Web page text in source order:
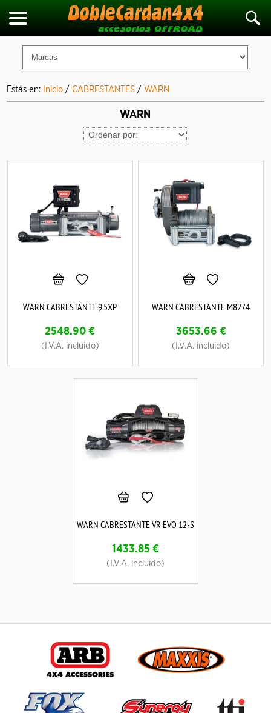
Estás en: Inicio /CABRESTANTES / WARN
WARN
WARN CABRESTANTE 9.5XP
2548.90 €
(I.V.A. incluido)
WARN CABRESTANTE M8274
3653.66 €
(I.V.A. incluido)
WARN CABRESTANTE VR EVO 12-S
1433.85 €
(I.V.A. incluido)